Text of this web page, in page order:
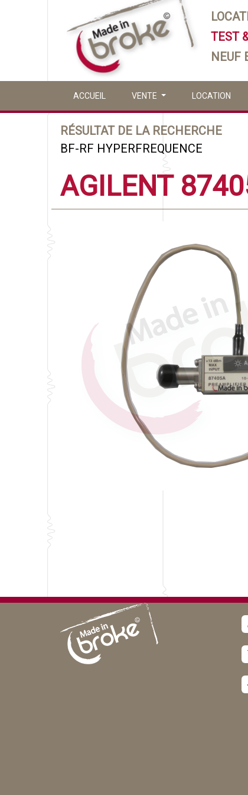
TEST
NEUF
ACCUEIL VENTE LOCATION
RÉSULTAT DE LA RECHERCHE
BF-RF HYPERFREQUENCE
AGILENT